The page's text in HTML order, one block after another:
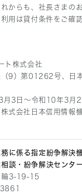
会社
プ
株式会社
Public
イト
からも、社長さまの
用は貸付条件をご確
ト株式会社
9）第01262号、日
月3日〜令和10年3月2
式会社日本信用情報
に係る指定紛争解決
談・紛争解決センター
輪3-19-15